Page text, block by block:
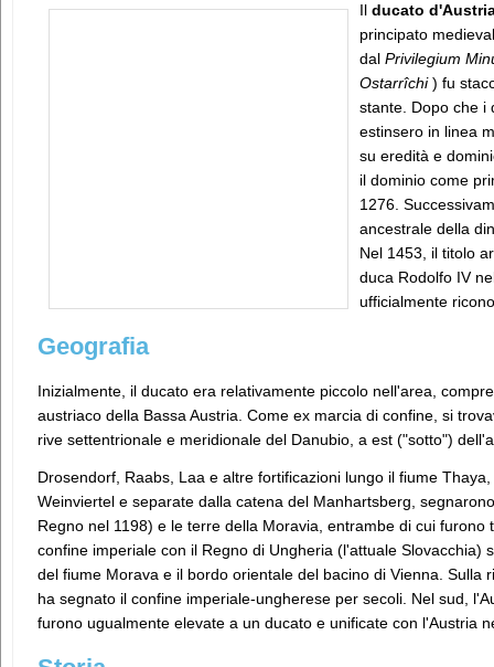
Il ducato
principato
dal Privilegium
Ostarrîchi) fu
stante. Dopo che i
estinsero in linea
su eredità e
il dominio come
1276.
ancestrale della
Nel 1453, il titolo
duca Rodolfo IV
ufficialmente
Geografia
Inizialmente, il ducato era relativamente piccolo nell'area,
austriaco della Bassa Austria. Come ex marcia di confine, si
rive settentrionale e meridionale del Danubio, a est ("sotto")
Drosendorf, Raabs, Laa e altre fortificazioni lungo il fiume
Weinviertel e separate dalla catena del Manhartsberg,
Regno nel 1198) e le terre della Moravia, entrambe di cui furono
confine imperiale con il Regno di Ungheria (l'attuale Slovacchia)
del fiume Morava e il bordo orientale del bacino di Vienna. Sulla
ha segnato il confine imperiale-ungherese per secoli. Nel sud,
furono ugualmente elevate a un ducato e unificate con l'Austria